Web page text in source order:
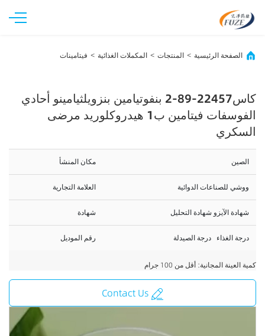
الصفحة الرئيسية > المنتجات > المكملات الغذائية > فيتامينات
كاس22457-89-2 بنفوتيامين بنزويلثيامينو أحادي
الفوسفات فيتامين ب1 هيدروكلوريد مرضى
السكري
مكان المنشأ الصين
العلامة التجارية ووشي للصناعات الدوائية
شهادة شهادة الآيزو شهادة التحليل
رقم الموديل درجة الغذاء درجة الصيدلة
كمية العينة المجانية: أقل من 100 جرام
Contact Us